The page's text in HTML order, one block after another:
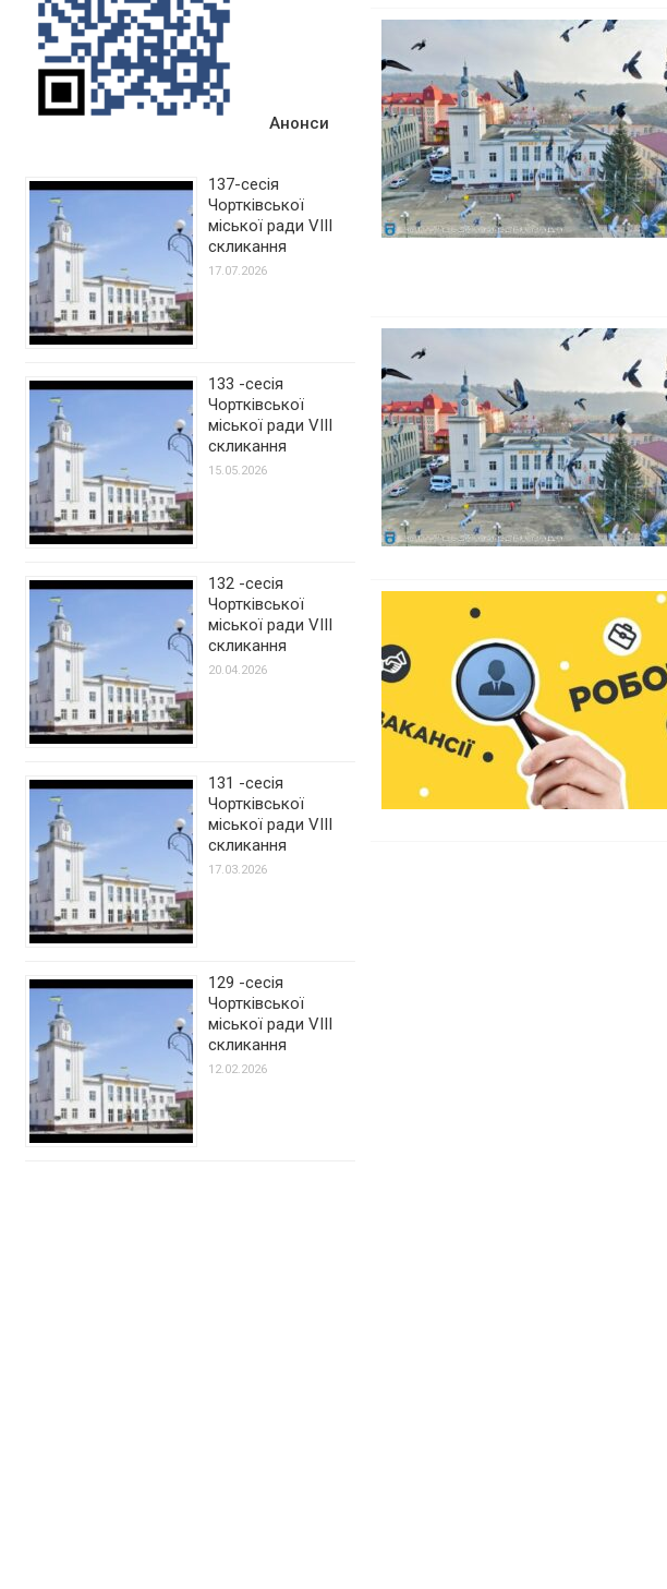
Анонси
137-сесія
Чортківської
міської ради VIII
скликання
17.07.2026
133 -сесія
Чортківської
міської ради VIII
скликання
15.05.2026
132 -сесія
Чортківської
міської ради VIII
скликання
20.04.2026
131 -сесія
Чортківської
міської ради VIII
скликання
17.03.2026
129 -сесія
Чортківської
міської ради VIII
скликання
12.02.2026